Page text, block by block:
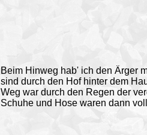
Beim Hinweg hab' ich den Ärger
sind durch den Hof hinter dem
Weg war durch den Regen der
Schuhe und Hose waren dann